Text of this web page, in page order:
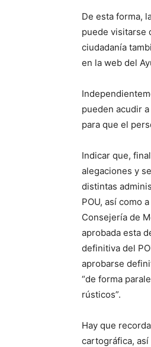
De esta forma,
puede visitarse
ciudadanía
en la web del
pueden acudir
para que el
Indicar que,
alegaciones y
distintas
POU, así como
Consejería de
aprobada esta
definitiva del
aprobarse
“de forma
rústicos”.
Hay que
cartográfica,